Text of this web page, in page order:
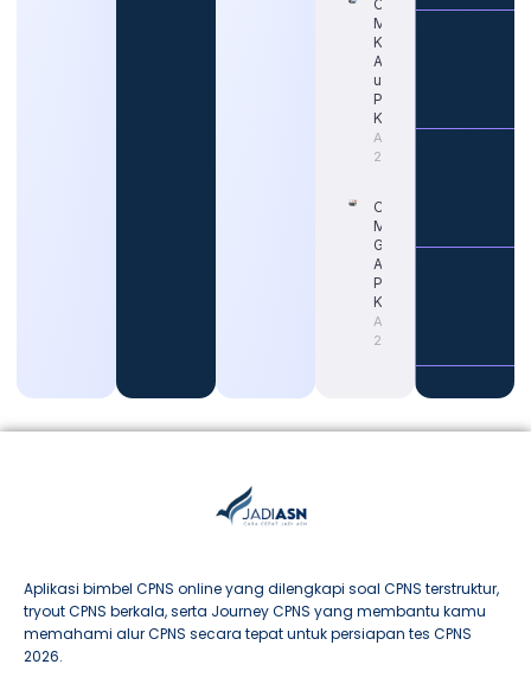
Cara Tepat
Mengetahui
Kapan Gaji
ASN Naik
untuk
Persiapan
Karier
August 4,
2026
Cara
Memahami
Gaji Guru
ASN untuk
Persiapan
Karier
August 4,
2026
Aplikasi bimbel CPNS online yang dilengkapi soal CPNS terstruktur,
tryout CPNS berkala, serta Journey CPNS yang membantu kamu
memahami alur CPNS secara tepat untuk persiapan tes CPNS
2026.